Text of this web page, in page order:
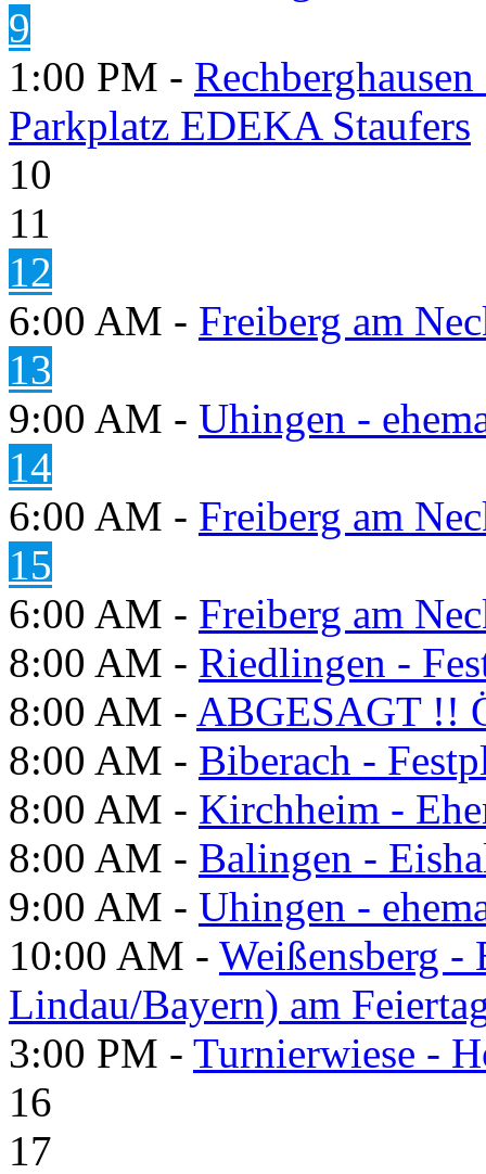
9
1:00 PM -
Parkplatz EDEKA Staufers
10
11
12
6:00 AM - Freiberg am
13
9:00 AM - Uhingen -
14
6:00 AM - Freiberg am
15
6:00 AM - Freiberg am
8:00 AM - Riedlingen -
8:00 AM - ABGESAGT !!
8:00 AM - Biberach -
8:00 AM - Kirchheim -
8:00 AM - Balingen -
9:00 AM - Uhingen -
10:00 AM - Weißensberg
Lindau/Bayern) am
3:00 PM - Turnierwiese -
16
17